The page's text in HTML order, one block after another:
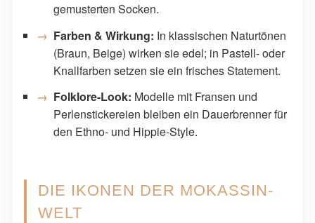
gemusterten Socken.
Farben & Wirkung: In klassischen Naturtönen
(Braun, Beige) wirken sie edel; in Pastell- oder
Knallfarben setzen sie ein frisches Statement.
Folklore-Look: Modelle mit Fransen und
Perlenstickereien bleiben ein Dauerbrenner für
den Ethno- und Hippie-Style.
DIE IKONEN DER MOKASSIN-
WELT